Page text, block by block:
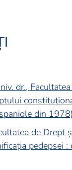
dr.,
din 1978)
de Drept
pedepsei